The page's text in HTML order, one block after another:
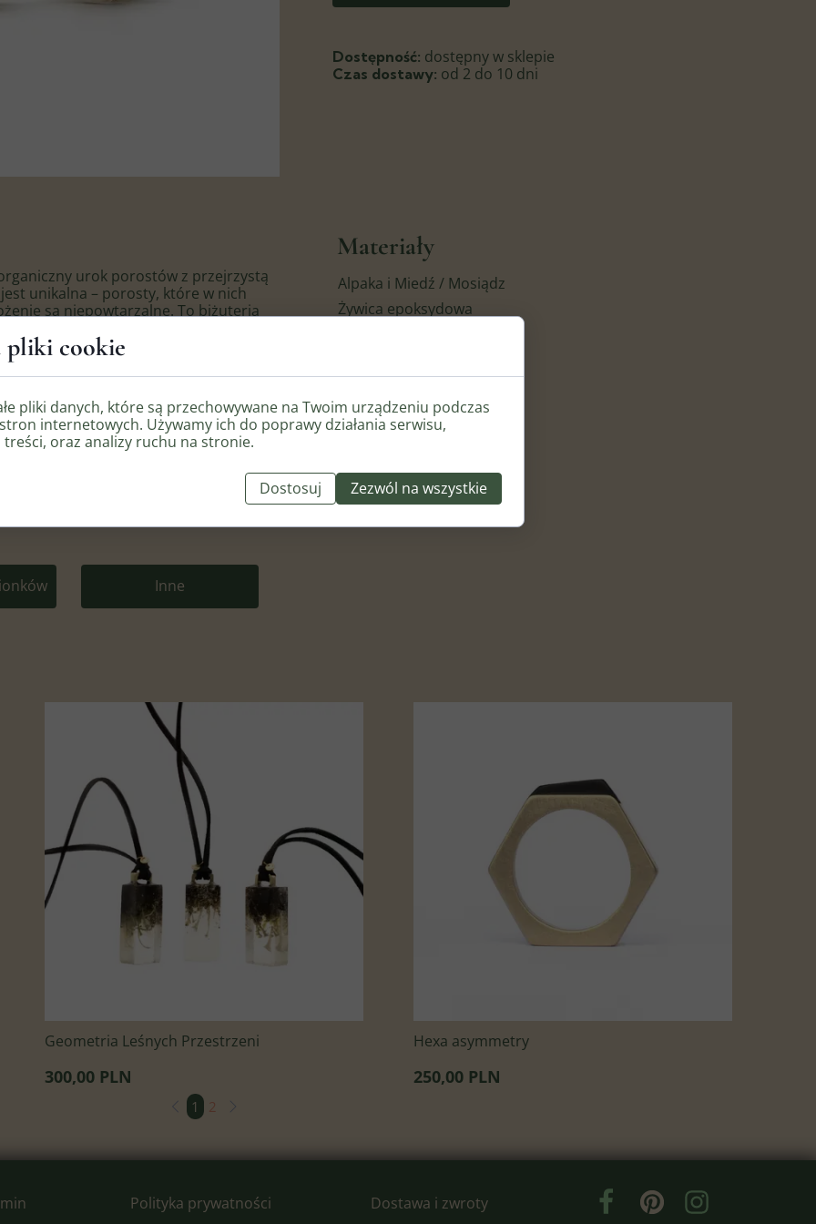
Inne
Dostępność: dostępny w sklepie
Czas dostawy: od 2 do 10 dni
urok porostów z przejrzystą
unikalna – porosty, które w nich
są niepowtarzalne. To biżuteria
chcą mieć przy sobie
na lata. Metalowe elementy
srebrzysty odcień.
uwiecznić w biżuterii – napisz do
osobiste znaczenie. Skontaktuj
Wymiary
Materiały
Alpaka i Miedź / Mosiądz
Żywica epoksydowa
Geometria Leśnych Przestrzeni
300,00 PLN
Hexa asymmetry
250,00 PLN
1 2
12x5mm
Polityka prywatności Dostawa i zwroty
pliki cookie
pliki danych, które są przechowywane na Twoim urządzeniu podczas
internetowych. Używamy ich do poprawy działania serwisu,
oraz analizy ruchu na stronie.
Dostosuj Zezwól na wszystkie